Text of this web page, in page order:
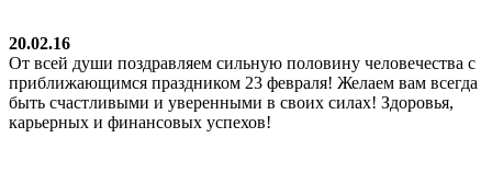
20.02.16
От всей души поздравляем сильную половину человечества с
приближающимся праздником 23 февраля! Желаем вам всегда
быть счастливыми и уверенными в своих силах! Здоровья,
карьерных и финансовых успехов!